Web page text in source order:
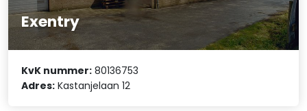
Exentry
KvK nummer: 80136753
Adres: Kastanjelaan 12